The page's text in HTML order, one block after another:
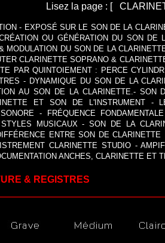
Lisez la page : [
- EXPOSÉ SUR LE SON DE LA
OU GÉNÉRATION DU SON
MODULATION DU SON DE LA
CLARINETTE SOPRANO &
PAR QUINTOIEMENT : PERCE
- DYNAMIQUE DU SON DE LA
AU SON DE LA CLARINETTE. - SON
ET SON DE L'INSTRUMENT-
- FRÉQUENCE FONDAMENTALE
MUSICAUX -SON DE LA
ENTRE SON DE CLARINETTE
CLARINETTE STUDIO-
ANCHES, CLARINETTE ET
& REGISTRES